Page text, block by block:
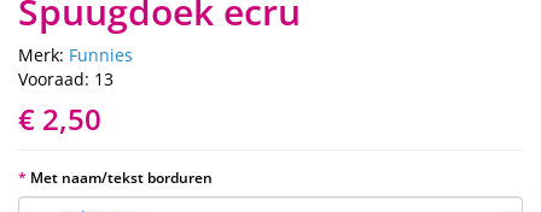
Spuugdoek ecru
Merk: Funnies
Vooraad: 13
€ 2,50
Met naam/tekst borduren